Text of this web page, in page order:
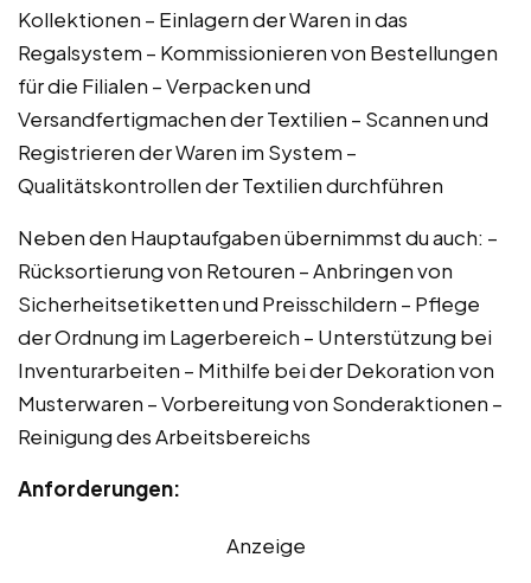
Kollektionen – Einlagern der Waren in das
Regalsystem – Kommissionieren von Bestellungen
für die Filialen – Verpacken und
Versandfertigmachen der Textilien – Scannen und
Registrieren der Waren im System –
Qualitätskontrollen der Textilien durchführen
Neben den Hauptaufgaben übernimmst du auch: –
Rücksortierung von Retouren – Anbringen von
Sicherheitsetiketten und Preisschildern – Pflege
der Ordnung im Lagerbereich – Unterstützung bei
Inventurarbeiten – Mithilfe bei der Dekoration von
Musterwaren – Vorbereitung von Sonderaktionen –
Reinigung des Arbeitsbereichs
Anforderungen:
Anzeige